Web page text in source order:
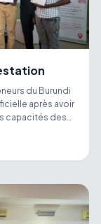
du Burundi
après avoir
capacités des
Grâce à ce
et
réels des
un